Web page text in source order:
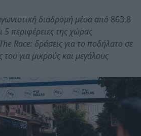
διαδρομή μέσα από 863,8
5 περιφέρειες της χώρας
The Race: δράσεις για το ποδήλατο σε
του για μικρούς και μεγάλους